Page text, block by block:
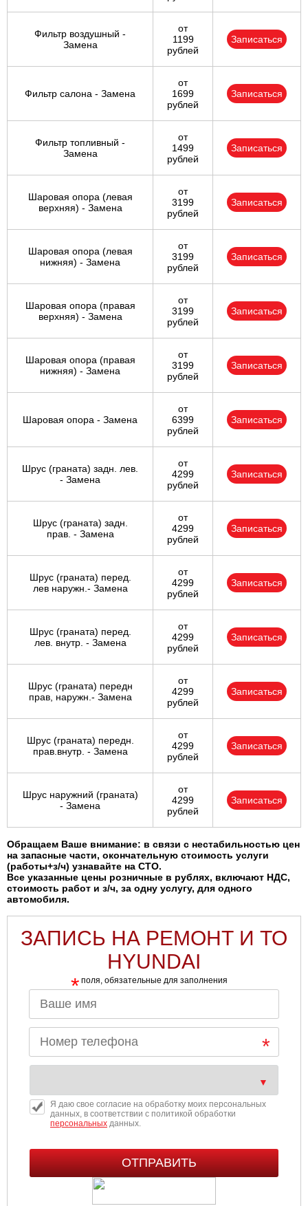
Фильтр воздушный -
Замена
от
1199
рублей
Записаться
Фильтр салона - Замена
от
1699
рублей
Записаться
Фильтр топливный -
Замена
от
1499
рублей
Записаться
Шаровая опора (левая
верхняя) - Замена
от
3199
рублей
Записаться
Шаровая опора (левая
нижняя) - Замена
от
3199
рублей
Записаться
Шаровая опора (правая
верхняя) - Замена
от
3199
рублей
Записаться
Шаровая опора (правая
нижняя) - Замена
от
3199
рублей
Записаться
Шаровая опора - Замена
от
6399
рублей
Записаться
Шрус (граната) задн. лев.
- Замена
от
4299
рублей
Записаться
Шрус (граната) задн.
прав. - Замена
от
4299
рублей
Записаться
Шрус (граната) перед.
лев наружн.- Замена
от
4299
рублей
Записаться
Шрус (граната) перед.
лев. внутр. - Замена
от
4299
рублей
Записаться
Шрус (граната) передн
прав, наружн.- Замена
от
4299
рублей
Записаться
Шрус (граната) передн.
прав.внутр. - Замена
от
4299
рублей
Записаться
Шрус наружний (граната)
- Замена
от
4299
рублей
Записаться
Обращаем Ваше внимание: в связи с нестабильностью цен
на запасные части, окончательную стоимость услуги
(работы+з/ч) узнавайте на СТО.
Все указанные цены розничные в рублях, включают НДС,
стоимость работ и з/ч, за одну услугу, для одного
автомобиля.
ЗАПИСЬ НА РЕМОНТ И ТО
HYUNDAI
* поля, обязательные для заполнения
Я даю свое согласие на обработку моих персональных
данных, в соответствии с политикой обработки
персональныхданных.